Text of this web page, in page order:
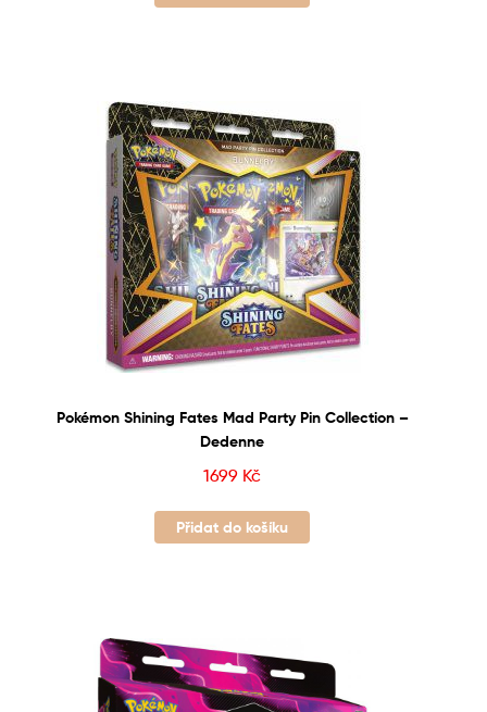
Pokémon Shining Fates Mad Party Pin Collection –
Dedenne
1699 Kč
Přidat do košíku